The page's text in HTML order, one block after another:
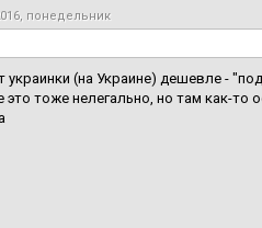
понедельник
украинки (на Украине) дешевле -
это тоже нелегально, но там как-